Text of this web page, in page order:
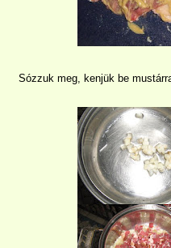
Sózzuk meg, kenjük be